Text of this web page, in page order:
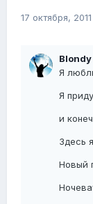
17 октября, 2011
Blondy
Я
Я
и
Здесь
Новый